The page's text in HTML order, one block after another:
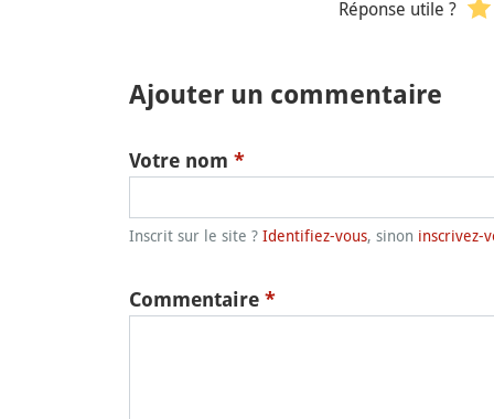
Réponse utile ?
Ajouter un commentaire
Votre nom *
Inscrit sur le site ? Identifiez-vous, sinon inscrivez-
Commentaire *